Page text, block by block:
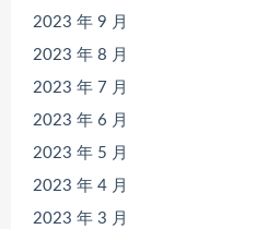
2023 年 9 月
2023 年 8 月
2023 年 7 月
2023 年 6 月
2023 年 5 月
2023 年 4 月
2023 年 3 月